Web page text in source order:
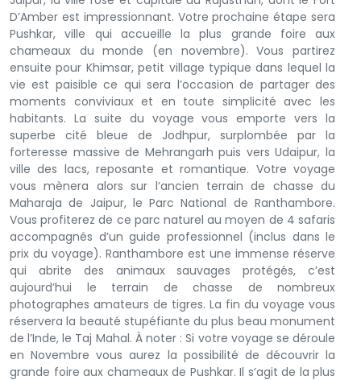
D’Amber est impressionnant. Votre prochaine étape sera
Pushkar, ville qui accueille la plus grande foire aux
chameaux du monde (en novembre). Vous partirez
ensuite pour Khimsar, petit village typique dans lequel la
vie est paisible ce qui sera l’occasion de partager des
moments conviviaux et en toute simplicité avec les
habitants. La suite du voyage vous emporte vers la
superbe cité bleue de Jodhpur, surplombée par la
forteresse massive de Mehrangarh puis vers Udaipur, la
ville des lacs, reposante et romantique. Votre voyage
vous mènera alors sur l’ancien terrain de chasse du
Maharaja de Jaipur, le Parc National de Ranthambore.
Vous profiterez de ce parc naturel au moyen de 4 safaris
accompagnés d’un guide professionnel (inclus dans le
prix du voyage). Ranthambore est une immense réserve
qui abrite des animaux sauvages protégés, c’est
aujourd’hui le terrain de chasse de nombreux
photographes amateurs de tigres. La fin du voyage vous
réservera la beauté stupéfiante du plus beau monument
de l’Inde, le Taj Mahal. À noter : Si votre voyage se déroule
en Novembre vous aurez la possibilité de découvrir la
grande foire aux chameaux de Pushkar. Il s’agit de la plus